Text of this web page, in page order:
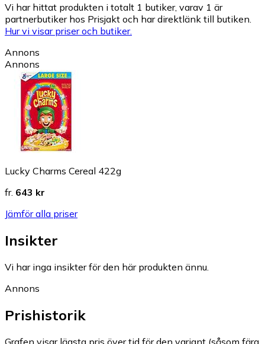
Vi har hittat produkten i totalt 1 butiker, varav 1 är
partnerbutiker hos Prisjakt och har direktlänk till butiken.
Hur vi visar priser och butiker.
Annons
Annons
Lucky Charms Cereal 422g
fr. 643 kr
Jämför alla priser
Insikter
Vi har inga insikter för den här produkten ännu.
Annons
Prishistorik
Grafen visar lägsta pris över tid för den variant (såsom färg